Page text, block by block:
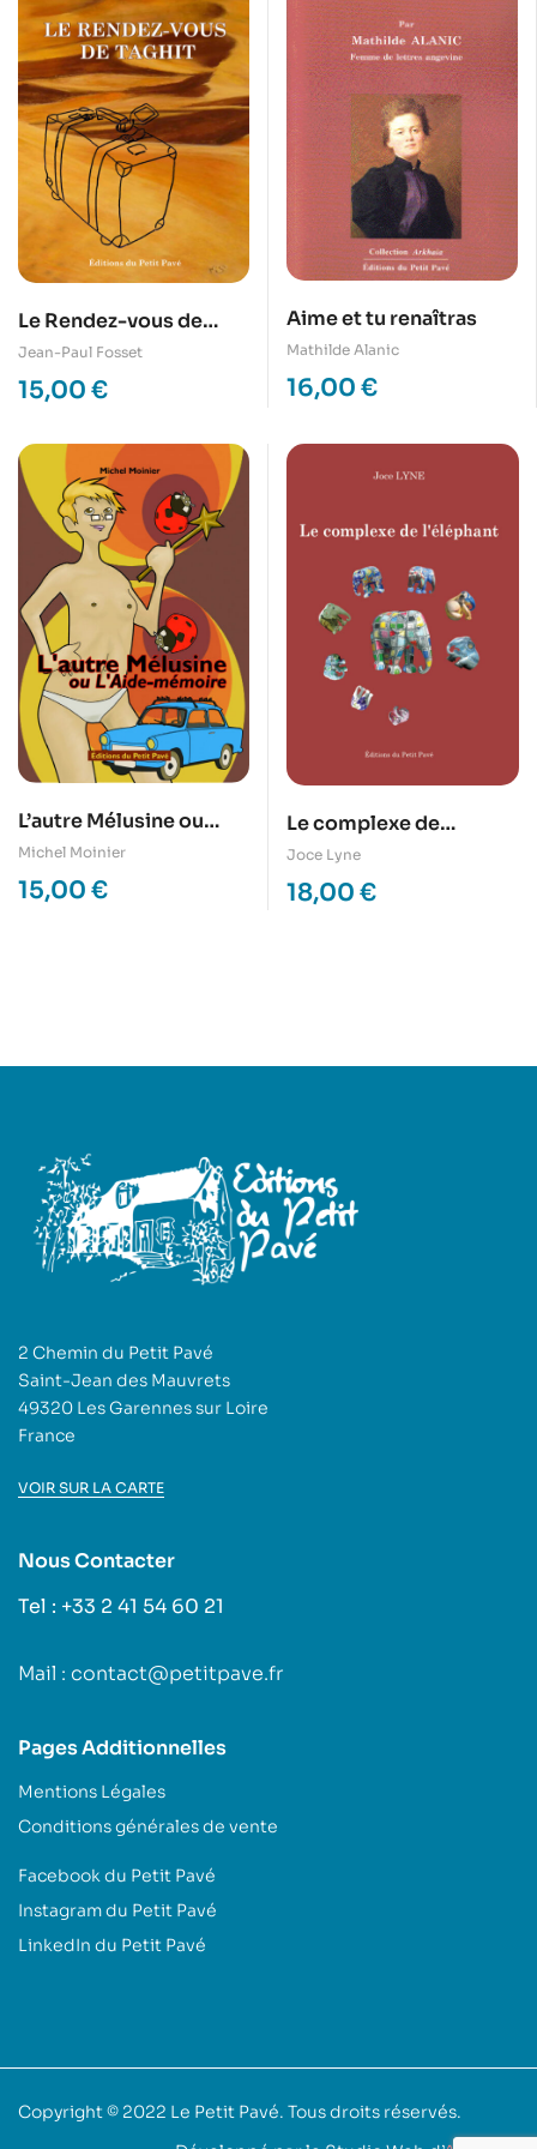
Le Rendez-vous de
Taghit
Jean-Paul Fosset
15,00 €
Aime et tu renaîtras
Mathilde Alanic
16,00 €
L’autre Mélusine ou
L’Aide-mémoire
Michel Moinier
15,00 €
Le complexe de
l’éléphant
Joce Lyne
18,00 €
2 Chemin du Petit Pavé
Saint-Jean des Mauvrets
49320 Les Garennes sur Loire
France
VOIR SUR LA CARTE
Nous Contacter
Tel : +33 2 41 54 60 21
Mail : contact@petitpave.fr
Pages Additionnelles
Mentions Légales
Conditions générales de vente
Facebook du Petit Pavé
Instagram du Petit Pavé
LinkedIn du Petit Pavé
Copyright © 2022 Le Petit Pavé. Tous droits réservés.